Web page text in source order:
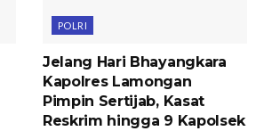
POLRI
Jelang Hari Bhayangkara
Kapolres Lamongan
Pimpin Sertijab, Kasat
Reskrim hingga 9 Kapolsek